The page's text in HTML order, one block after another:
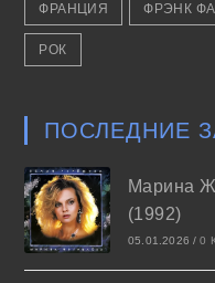
ФРАНЦИЯ ФРЭНК
РОК
ПОСЛЕДНИЕ
Марина
(1992)
05.01.2026 / 0